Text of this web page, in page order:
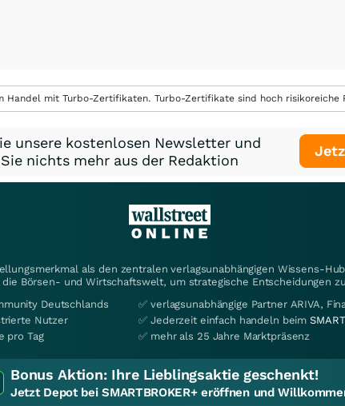
Handel mit Turbo-Zertifikaten. Turbo-Zertifikate sind hoch
unsere kostenlosen Newsletter und
nichts mehr aus der Redaktion
als den zentralen verlagsunabhängigen Wissens-
die Börsen- und Wirtschaftswelt, um strategische Entscheidungen
Deutschlands
Nutzer
pro Tag
✅ verlagsunabhängige Partner ARIVA,
✅ Jederzeit einfach handeln beim
✅ mehr als 25 Jahre Marktpräsenz
Bonus Aktion: Ihre Lieblingsaktie geschenkt!
Jetzt Depot bei SMARTBROKER+ eröffnen und